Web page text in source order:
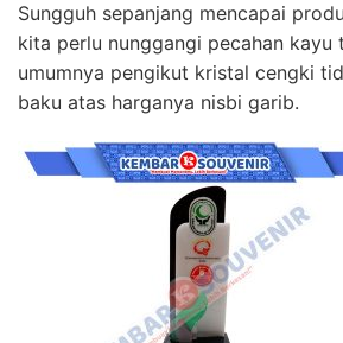
Sungguh sepanjang mencapai
kita perlu nunggangi pecahan kayu
umumnya pengikut kristal cengki
baku atas harganya nisbi garib.